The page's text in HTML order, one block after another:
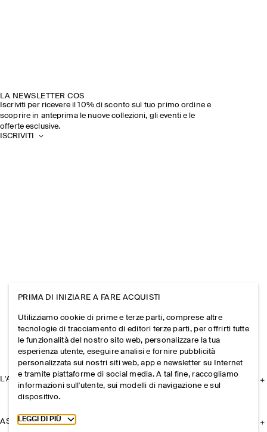
LA NEWSLETTER COS
Iscriviti per ricevere il 10% di sconto sul tuo primo ordine e
scoprire in anteprima le nuove collezioni, gli eventi e le
offerte esclusive.
ISCRIVITI
L'AZIENDA
ASSISTENZA
PRIMA DI INIZIARE A FARE ACQUISTI
Utilizziamo cookie di prime e terze parti, comprese altre
tecnologie di tracciamento di editori terze parti, per offrirti tutte
le funzionalità del nostro sito web, personalizzare la tua
esperienza utente, eseguire analisi e fornire pubblicità
personalizzata sui nostri siti web, app e newsletter su Internet
e tramite piattaforme di social media. A tal fine, raccogliamo
informazioni sull'utente, sui modelli di navigazione e sul
dispositivo.
Toggle more cookie information
LEGGI DI PIÙ